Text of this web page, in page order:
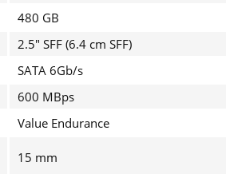
480 GB
2.5" SFF (6.4 cm SFF)
SATA 6Gb/s
600 MBps
Value Endurance
15 mm